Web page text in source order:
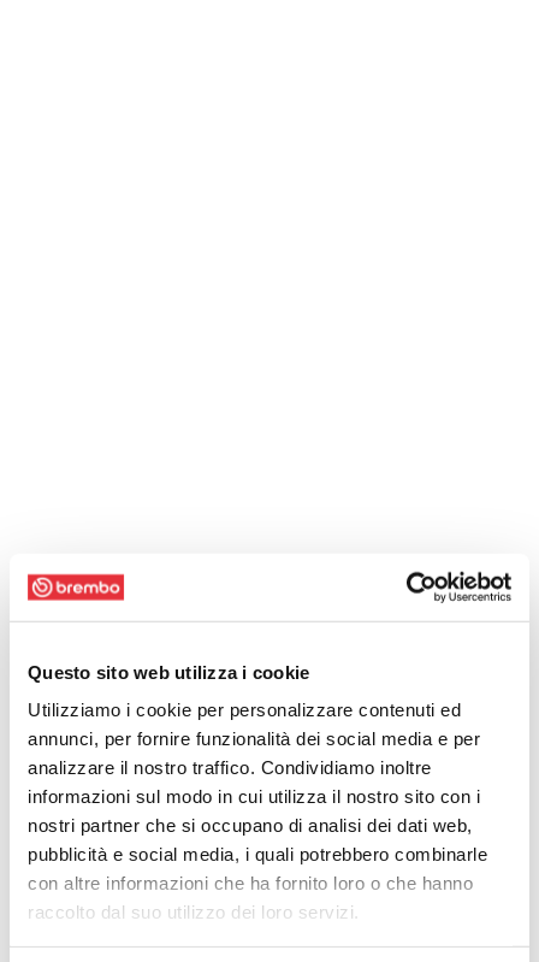
Questo sito web utilizza i cookie
Utilizziamo i cookie per personalizzare contenuti ed
annunci, per fornire funzionalità dei social media e per
analizzare il nostro traffico. Condividiamo inoltre
informazioni sul modo in cui utilizza il nostro sito con i
nostri partner che si occupano di analisi dei dati web,
pubblicità e social media, i quali potrebbero combinarle
con altre informazioni che ha fornito loro o che hanno
raccolto dal suo utilizzo dei loro servizi.